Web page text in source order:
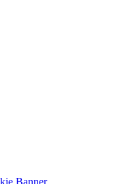
Banner